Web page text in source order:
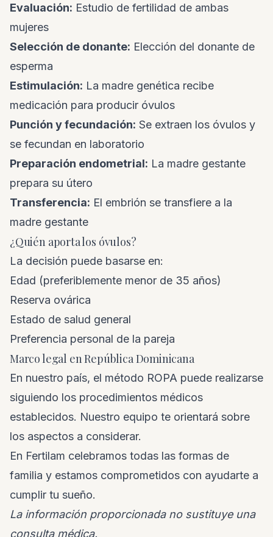
Evaluación: Estudio de fertilidad de ambas
mujeres
Selección de donante: Elección del donante de
esperma
Estimulación: La madre genética recibe
medicación para producir óvulos
Punción y fecundación: Se extraen los óvulos y
se fecundan en laboratorio
Preparación endometrial: La madre gestante
prepara su útero
Transferencia: El embrión se transfiere a la
madre gestante
¿Quién aporta los óvulos?
La decisión puede basarse en:
Edad (preferiblemente menor de 35 años)
Reserva ovárica
Estado de salud general
Preferencia personal de la pareja
Marco legal en República Dominicana
En nuestro país, el método ROPA puede realizarse
siguiendo los procedimientos médicos
establecidos. Nuestro equipo te orientará sobre
los aspectos a considerar.
En Fertilam celebramos todas las formas de
familia y estamos comprometidos con ayudarte a
cumplir tu sueño.
La información proporcionada no sustituye una
consulta médica.